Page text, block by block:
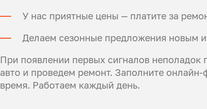
У нас приятные цены — платите за
Делаем сезонные предложения новым
При появлении первых сигналов
авто и проведем ремонт. Заполните
время. Работаем каждый день.